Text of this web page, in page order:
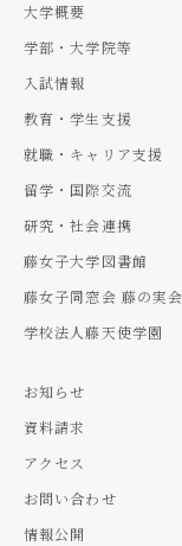
大学概要
学部・大学院等
入試情報
教育・学生支援
就職・キャリア支援
留学・国際交流
研究・社会連携
藤女子大学図書館
藤女子同窓会 藤の実会
学校法人藤天使学園
お知らせ
資料請求
アクセス
お問い合わせ
情報公開